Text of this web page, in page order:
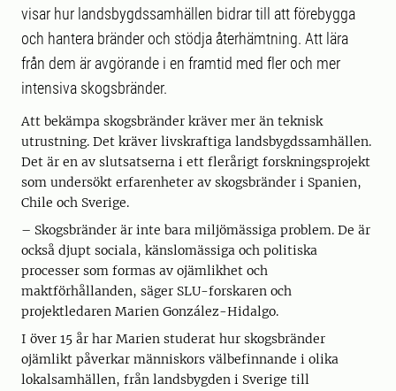
visar hur landsbygdssamhällen bidrar till att förebygga
och hantera bränder och stödja återhämtning. Att lära
från dem är avgörande i en framtid med fler och mer
intensiva skogsbränder.
Att bekämpa skogsbränder kräver mer än teknisk
utrustning. Det kräver livskraftiga landsbygdssamhällen.
Det är en av slutsatserna i ett flerårigt forskningsprojekt
som undersökt erfarenheter av skogsbränder i Spanien,
Chile och Sverige.
– Skogsbränder är inte bara miljömässiga problem. De är
också djupt sociala, känslomässiga och politiska
processer som formas av ojämlikhet och
maktförhållanden, säger SLU-forskaren och
projektledaren Marien González-Hidalgo.
I över 15 år har Marien studerat hur skogsbränder
ojämlikt påverkar människors välbefinnande i olika
lokalsamhällen, från landsbygden i Sverige till